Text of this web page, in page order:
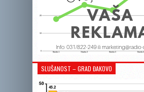
SLUŠANOST – GRAD ĐAKOVO